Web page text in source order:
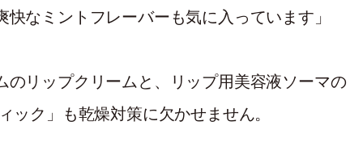
なミントフレーバーも気に入っています」
のリップクリームと、リップ用美容液ソーマの
ック」も乾燥対策に欠かせません。